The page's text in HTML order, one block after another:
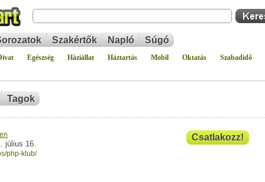
Szakértők Napló Súgó
Egészség Háziállat Háztartás Mobil Oktatás Szabadidő
Tagok
július 16.
php-klub/
Csatlakozz!